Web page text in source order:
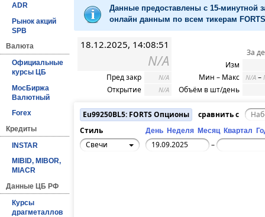
ADR
Рынок акций
SPB
Валюта
Официальные
курсы ЦБ
МосБиржа
Валютный
Forex
Кредиты
INSTAR
MIBID, MIBOR,
MIACR
Данные ЦБ РФ
Курсы
драгметаллов
Данные предоставлены с 15-минутной
онлайн данным по всем тикерам
18.12.2025, 14:08:51
N/A
Пред закр N/A
Открытие N/A
За
Изм
Мин – Макс
N/A –
Объём в шт/день
Eu99250BL5: FORTS Опционы
сравнить с
Стиль
День Неделя Месяц Квартал
Свечи –